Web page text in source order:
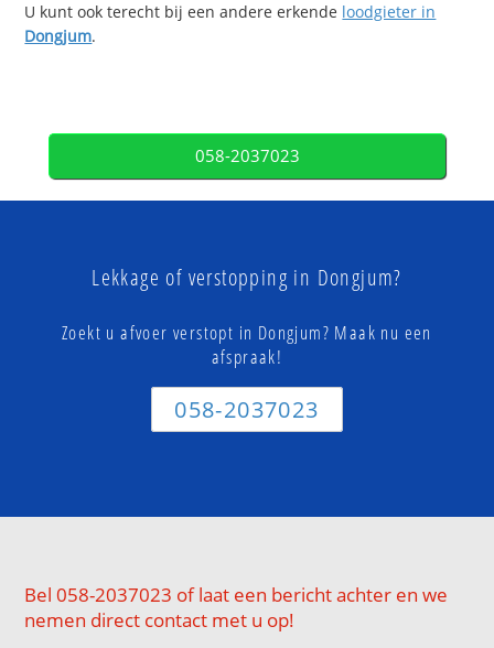
U kunt ook terecht bij een andere erkende loodgieter in
Dongjum.
058-2037023
Lekkage of verstopping in Dongjum?
Zoekt u afvoer verstopt in Dongjum? Maak nu een
afspraak!
058-2037023
Bel 058-2037023 of laat een bericht achter en we
nemen direct contact met u op!